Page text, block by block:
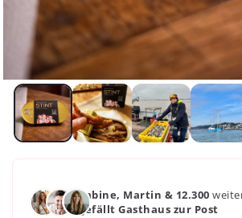
Sabine, Martin & 12.300
gefällt Gasthaus zur Post